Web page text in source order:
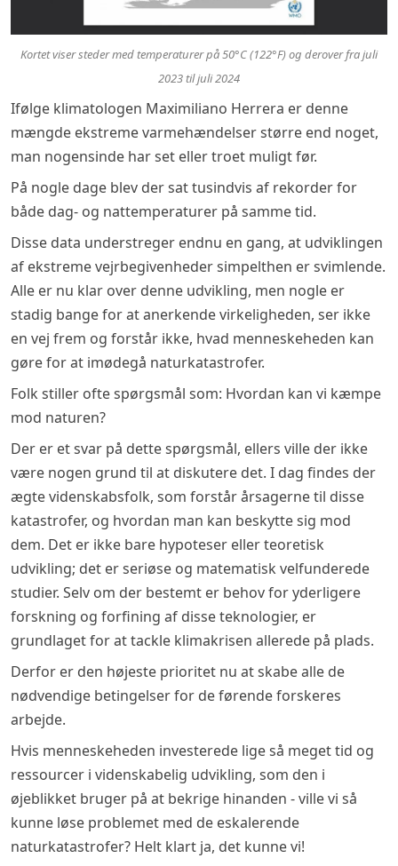
Kortet viser steder med temperaturer på 50°C (122°F) og derover fra juli
2023 til juli 2024
Ifølge klimatologen Maximiliano Herrera er denne
mængde ekstreme varmehændelser større end noget,
man nogensinde har set eller troet muligt før.
På nogle dage blev der sat tusindvis af rekorder for
både dag- og nattemperaturer på samme tid.
Disse data understreger endnu en gang, at udviklingen
af ekstreme vejrbegivenheder simpelthen er svimlende.
Alle er nu klar over denne udvikling, men nogle er
stadig bange for at anerkende virkeligheden, ser ikke
en vej frem og forstår ikke, hvad menneskeheden kan
gøre for at imødegå naturkatastrofer.
Folk stiller ofte spørgsmål som: Hvordan kan vi kæmpe
mod naturen?
Der er et svar på dette spørgsmål, ellers ville der ikke
være nogen grund til at diskutere det. I dag findes der
ægte videnskabsfolk, som forstår årsagerne til disse
katastrofer, og hvordan man kan beskytte sig mod
dem. Det er ikke bare hypoteser eller teoretisk
udvikling; det er seriøse og matematisk velfunderede
studier. Selv om der bestemt er behov for yderligere
forskning og forfining af disse teknologier, er
grundlaget for at tackle klimakrisen allerede på plads.
Derfor er den højeste prioritet nu at skabe alle de
nødvendige betingelser for de førende forskeres
arbejde.
Hvis menneskeheden investerede lige så meget tid og
ressourcer i videnskabelig udvikling, som den i
øjeblikket bruger på at bekrige hinanden - ville vi så
kunne løse problemet med de eskalerende
naturkatastrofer? Helt klart ja, det kunne vi!